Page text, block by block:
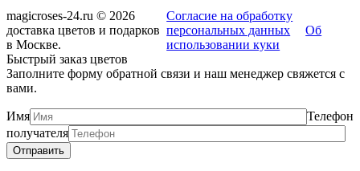
magicroses-24.ru © 2026
доставка цветов и подарков
в Москве.
Согласие на обработку
персональных данных
Об
использовании куки
Быстрый заказ цветов
Заполните форму обратной связи и наш менеджер свяжется с
вами.
Имя
Телефон
получателя